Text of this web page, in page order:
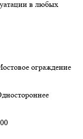
в любых
ограждение